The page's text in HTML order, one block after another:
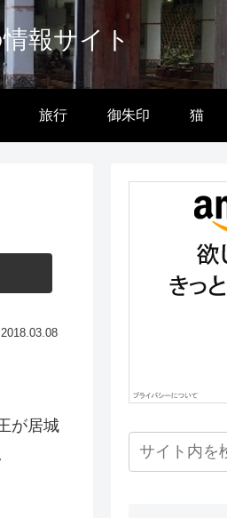
報サイト
旅行 御朱印 猫
2018.03.08
が居城